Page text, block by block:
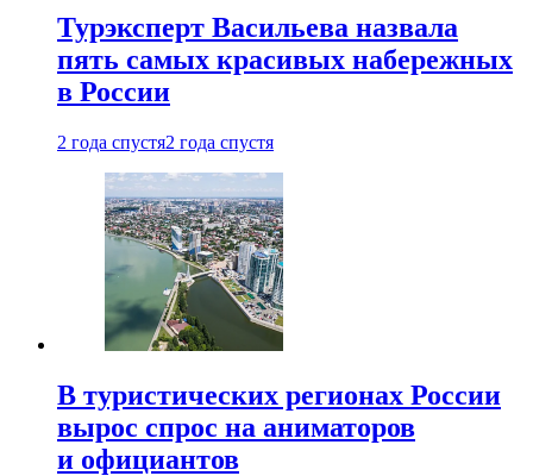
Турэксперт Васильева назвала
пять самых красивых набережных
в России
2 года спустя2 года спустя
В туристических регионах России
вырос спрос на аниматоров
и официантов